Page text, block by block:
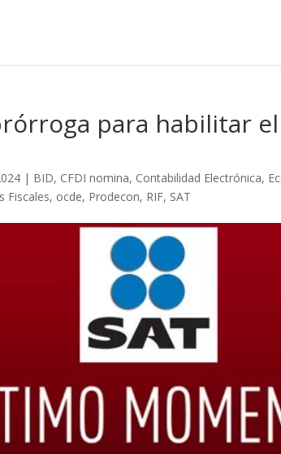
para habilitar
| BID, CFDI nomina, Contabilidad Electrónica,
Fiscales, ocde, Prodecon, RIF, SAT